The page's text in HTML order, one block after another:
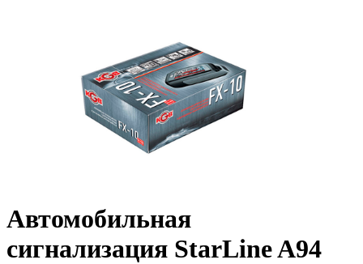
Автомобильная
сигнализация StarLine A94